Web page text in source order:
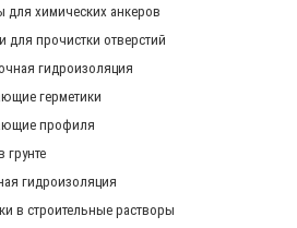
для химических анкеров
для прочистки отверстий
гидроизоляция
герметики
профиля
грунте
гидроизоляция
в строительные растворы